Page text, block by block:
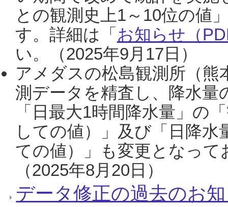
との観測史上1～10位の値
す。詳細は「 お知らせ（
い。（2025年9月17日）
アメダスの松島観測所（熊
測データを精査し、降水
「日最大1時間降水量」の
しての値）」及び「日降
ての値）」も変更となっ
（2025年8月20日）
データ修正の過去のお